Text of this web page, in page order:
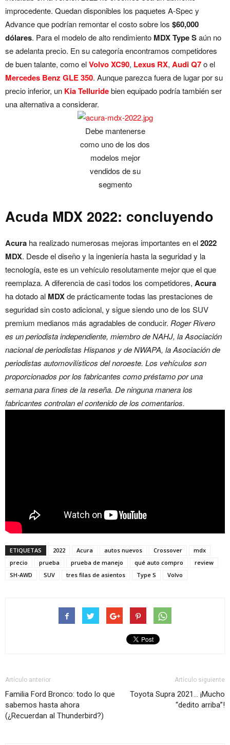
improcedente. Quedan disponibles los paquetes A-Spec y
Advance que podrían remontar el costo sobre los $60,000
dólares. Para el modelo de alto rendimiento MDX Type Saún no
se adelanta precio. En su categoría encontramos competidores
de buen talante, como elVolvo XC90, Lexus RX, Audi Q7o el
Mercedes Benz GLE 350. Aunque parezca fuera de lugar por su
precio inferior, un Kia Telluridebien equipado podría también ser
una alternativa a considerar.
Debe mantenerse
como uno de los dos
modelos mejor
vendidos de su
segmento
Acuda MDX 2022: concluyendo
Acura ha realizado numerosas mejoras importantes en el2022
MDX. Desde el diseño y la ingeniería hasta la seguridad y la
tecnología, este es un vehículo resolutamente mejor que el que
reemplaza. A diferencia de casi todos los competidores, Acura
ha dotado al MDXde prácticamente todas las prestaciones de
seguridad sin costo adicional, y sigue siendo uno de los SUV
premium medianos más agradables de conducir. Roger Rivero
es un periodista independiente, miembro de NAHJ, la Asociación
nacional de periodistas Hispanos y de NWAPA, la Asociación de
periodistas automovilísticos del noroeste. Los vehículos son
proporcionados por los fabricantes como préstamo por una
semana para fines de la reseña. De ninguna manera los
fabricantes controlan el contenido de los comentarios.
ETIQUETAS 2022 Acura autos nuevos Crossover
mdx
precio
prueba prueba de manejo qué auto compro
review
SH-AWD
SUV tres filas de asientos Type S Volvo
Artículo anterior
Familia Ford Bronco: todo lo que
sabemos hasta ahora
(¿Recuerdan al Thunderbird?)
Artículo siguiente
Toyota Supra 2021… ¡Mucho
“dedito arriba”!